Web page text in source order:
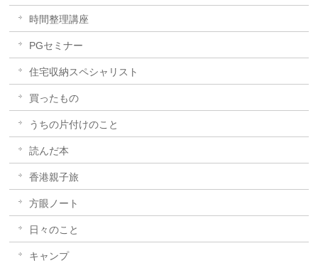
時間整理講座
PGセミナー
住宅収納スペシャリスト
買ったもの
うちの片付けのこと
読んだ本
香港親子旅
方眼ノート
日々のこと
キャンプ